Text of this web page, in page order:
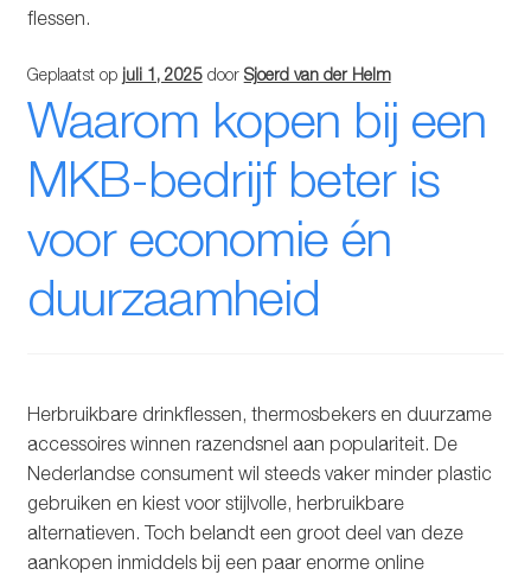
RVS drinkfles
Broodtrommels & lunchboxen
Herbruikbare boterhamzakjes
Accessoires
Waterfles bedrukken
Contact Waterflessenwinkel.nl
flessen.
Geplaatst op juli 1, 2025 door Sjoerd van der Helm
Waarom kopen bij een
MKB-bedrijf beter is
voor economie én
duurzaamheid
Herbruikbare drinkflessen, thermosbekers en duurzame
accessoires winnen razendsnel aan populariteit. De
Nederlandse consument wil steeds vaker minder plastic
gebruiken en kiest voor stijlvolle, herbruikbare
alternatieven. Toch belandt een groot deel van deze
aankopen inmiddels bij een paar enorme online